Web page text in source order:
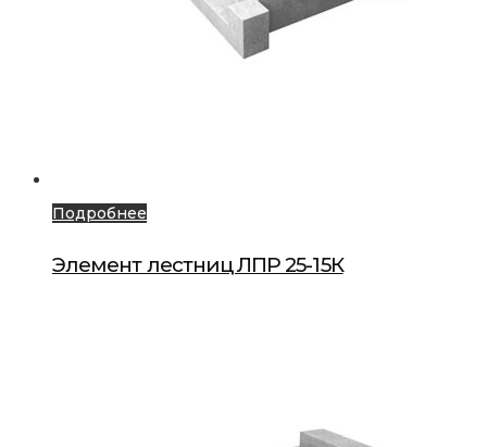
Подробнее
Элемент лестниц ЛПР 25-15К